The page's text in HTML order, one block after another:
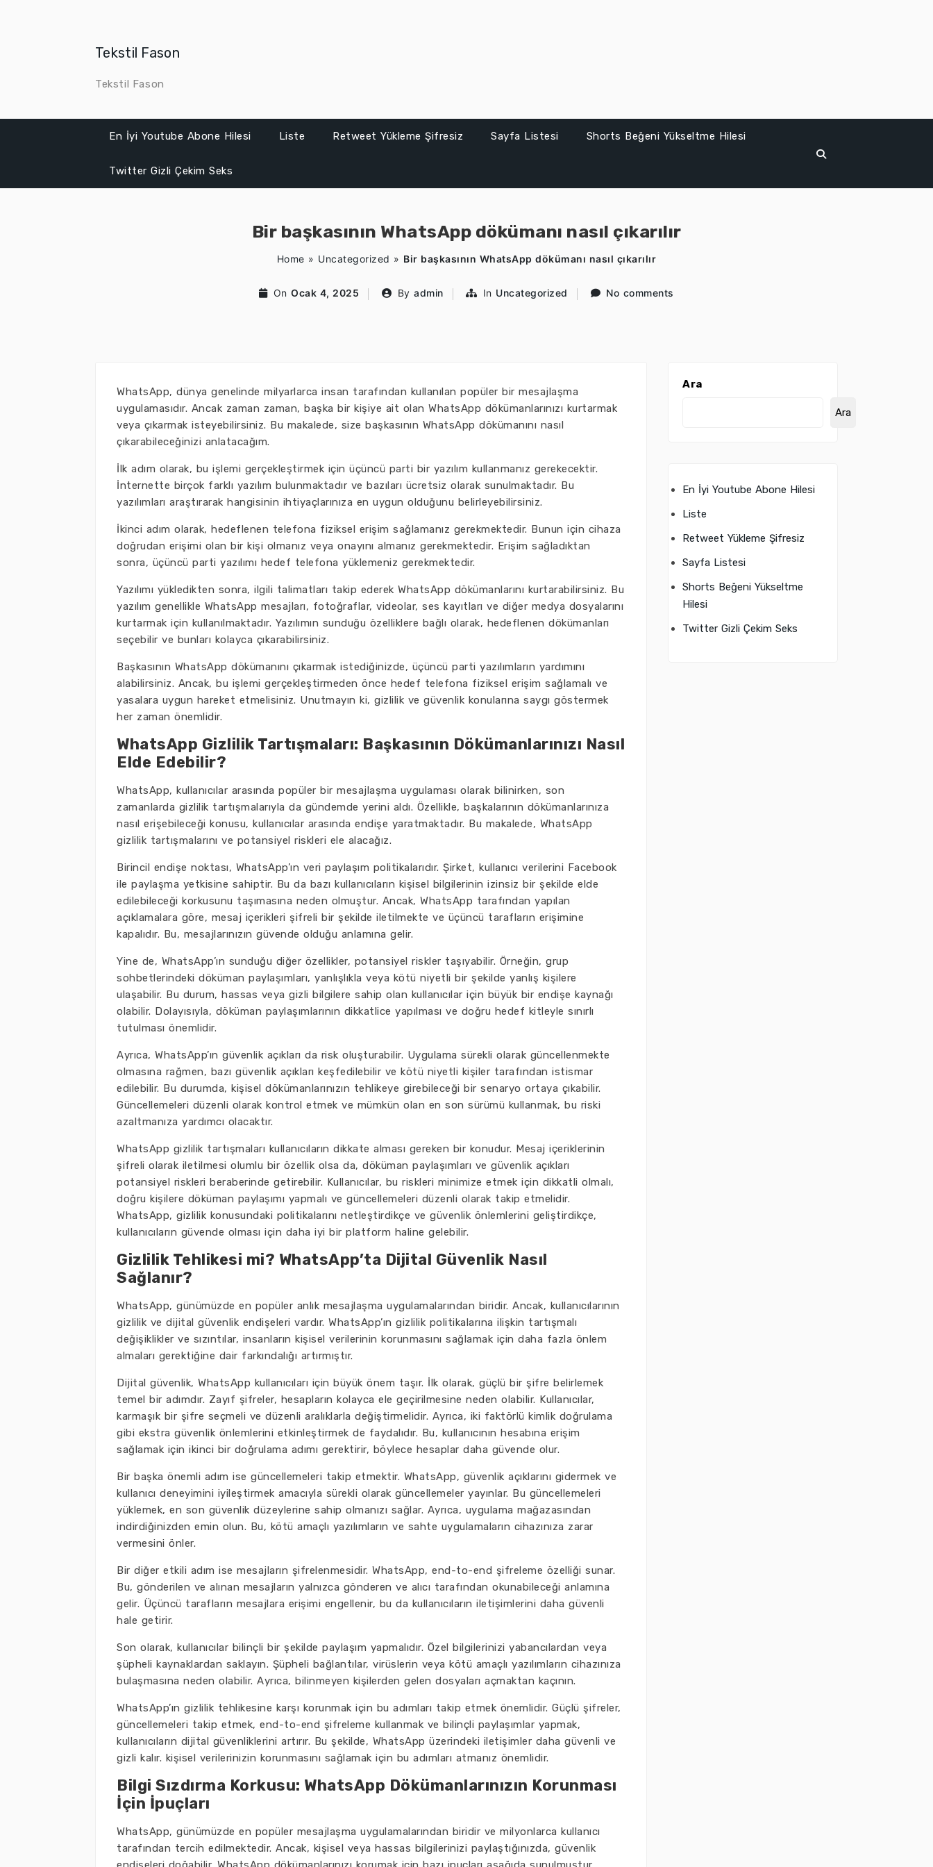
Tekstil Fason
Tekstil Fason
En İyi Youtube Abone Hilesi Liste Retweet Yükleme Şifresiz Sayfa Listesi Shorts Beğeni Yükseltme Hilesi
Twitter Gizli Çekim Seks
Bir başkasının WhatsApp dökümanı nasıl çıkarılır
Home » Uncategorized » Bir başkasının WhatsApp dökümanı nasıl çıkarılır
On Ocak 4, 2025 By admin In Uncategorized No comments
WhatsApp, dünya genelinde milyarlarca insan tarafından kullanılan popüler bir mesajlaşma
uygulamasıdır. Ancak zaman zaman, başka bir kişiye ait olan WhatsApp dökümanlarınızı kurtarmak
veya çıkarmak isteyebilirsiniz. Bu makalede, size başkasının WhatsApp dökümanını nasıl
çıkarabileceğinizi anlatacağım.
İlk adım olarak, bu işlemi gerçekleştirmek için üçüncü parti bir yazılım kullanmanız gerekecektir.
İnternette birçok farklı yazılım bulunmaktadır ve bazıları ücretsiz olarak sunulmaktadır. Bu
yazılımları araştırarak hangisinin ihtiyaçlarınıza en uygun olduğunu belirleyebilirsiniz.
İkinci adım olarak, hedeflenen telefona fiziksel erişim sağlamanız gerekmektedir. Bunun için cihaza
doğrudan erişimi olan bir kişi olmanız veya onayını almanız gerekmektedir. Erişim sağladıktan
sonra, üçüncü parti yazılımı hedef telefona yüklemeniz gerekmektedir.
Yazılımı yükledikten sonra, ilgili talimatları takip ederek WhatsApp dökümanlarını kurtarabilirsiniz. Bu
yazılım genellikle WhatsApp mesajları, fotoğraflar, videolar, ses kayıtları ve diğer medya dosyalarını
kurtarmak için kullanılmaktadır. Yazılımın sunduğu özelliklere bağlı olarak, hedeflenen dökümanları
seçebilir ve bunları kolayca çıkarabilirsiniz.
Başkasının WhatsApp dökümanını çıkarmak istediğinizde, üçüncü parti yazılımların yardımını
alabilirsiniz. Ancak, bu işlemi gerçekleştirmeden önce hedef telefona fiziksel erişim sağlamalı ve
yasalara uygun hareket etmelisiniz. Unutmayın ki, gizlilik ve güvenlik konularına saygı göstermek
her zaman önemlidir.
WhatsApp Gizlilik Tartışmaları: Başkasının Dökümanlarınızı Nasıl
Elde Edebilir?
WhatsApp, kullanıcılar arasında popüler bir mesajlaşma uygulaması olarak bilinirken, son
zamanlarda gizlilik tartışmalarıyla da gündemde yerini aldı. Özellikle, başkalarının dökümanlarınıza
nasıl erişebileceği konusu, kullanıcılar arasında endişe yaratmaktadır. Bu makalede, WhatsApp
gizlilik tartışmalarını ve potansiyel riskleri ele alacağız.
Birincil endişe noktası, WhatsApp’ın veri paylaşım politikalarıdır. Şirket, kullanıcı verilerini Facebook
ile paylaşma yetkisine sahiptir. Bu da bazı kullanıcıların kişisel bilgilerinin izinsiz bir şekilde elde
edilebileceği korkusunu taşımasına neden olmuştur. Ancak, WhatsApp tarafından yapılan
açıklamalara göre, mesaj içerikleri şifreli bir şekilde iletilmekte ve üçüncü tarafların erişimine
kapalıdır. Bu, mesajlarınızın güvende olduğu anlamına gelir.
Yine de, WhatsApp’ın sunduğu diğer özellikler, potansiyel riskler taşıyabilir. Örneğin, grup
sohbetlerindeki döküman paylaşımları, yanlışlıkla veya kötü niyetli bir şekilde yanlış kişilere
ulaşabilir. Bu durum, hassas veya gizli bilgilere sahip olan kullanıcılar için büyük bir endişe kaynağı
olabilir. Dolayısıyla, döküman paylaşımlarının dikkatlice yapılması ve doğru hedef kitleyle sınırlı
tutulması önemlidir.
Ayrıca, WhatsApp’ın güvenlik açıkları da risk oluşturabilir. Uygulama sürekli olarak güncellenmekte
olmasına rağmen, bazı güvenlik açıkları keşfedilebilir ve kötü niyetli kişiler tarafından istismar
edilebilir. Bu durumda, kişisel dökümanlarınızın tehlikeye girebileceği bir senaryo ortaya çıkabilir.
Güncellemeleri düzenli olarak kontrol etmek ve mümkün olan en son sürümü kullanmak, bu riski
azaltmanıza yardımcı olacaktır.
WhatsApp gizlilik tartışmaları kullanıcıların dikkate alması gereken bir konudur. Mesaj içeriklerinin
şifreli olarak iletilmesi olumlu bir özellik olsa da, döküman paylaşımları ve güvenlik açıkları
potansiyel riskleri beraberinde getirebilir. Kullanıcılar, bu riskleri minimize etmek için dikkatli olmalı,
doğru kişilere döküman paylaşımı yapmalı ve güncellemeleri düzenli olarak takip etmelidir.
WhatsApp, gizlilik konusundaki politikalarını netleştirdikçe ve güvenlik önlemlerini geliştirdikçe,
kullanıcıların güvende olması için daha iyi bir platform haline gelebilir.
Gizlilik Tehlikesi mi? WhatsApp’ta Dijital Güvenlik Nasıl
Sağlanır?
WhatsApp, günümüzde en popüler anlık mesajlaşma uygulamalarından biridir. Ancak, kullanıcılarının
gizlilik ve dijital güvenlik endişeleri vardır. WhatsApp’ın gizlilik politikalarına ilişkin tartışmalı
değişiklikler ve sızıntılar, insanların kişisel verilerinin korunmasını sağlamak için daha fazla önlem
almaları gerektiğine dair farkındalığı artırmıştır.
Dijital güvenlik, WhatsApp kullanıcıları için büyük önem taşır. İlk olarak, güçlü bir şifre belirlemek
temel bir adımdır. Zayıf şifreler, hesapların kolayca ele geçirilmesine neden olabilir. Kullanıcılar,
karmaşık bir şifre seçmeli ve düzenli aralıklarla değiştirmelidir. Ayrıca, iki faktörlü kimlik doğrulama
gibi ekstra güvenlik önlemlerini etkinleştirmek de faydalıdır. Bu, kullanıcının hesabına erişim
sağlamak için ikinci bir doğrulama adımı gerektirir, böylece hesaplar daha güvende olur.
Bir başka önemli adım ise güncellemeleri takip etmektir. WhatsApp, güvenlik açıklarını gidermek ve
kullanıcı deneyimini iyileştirmek amacıyla sürekli olarak güncellemeler yayınlar. Bu güncellemeleri
yüklemek, en son güvenlik düzeylerine sahip olmanızı sağlar. Ayrıca, uygulama mağazasından
indirdiğinizden emin olun. Bu, kötü amaçlı yazılımların ve sahte uygulamaların cihazınıza zarar
vermesini önler.
Bir diğer etkili adım ise mesajların şifrelenmesidir. WhatsApp, end-to-end şifreleme özelliği sunar.
Bu, gönderilen ve alınan mesajların yalnızca gönderen ve alıcı tarafından okunabileceği anlamına
gelir. Üçüncü tarafların mesajlara erişimi engellenir, bu da kullanıcıların iletişimlerini daha güvenli
hale getirir.
Son olarak, kullanıcılar bilinçli bir şekilde paylaşım yapmalıdır. Özel bilgilerinizi yabancılardan veya
şüpheli kaynaklardan saklayın. Şüpheli bağlantılar, virüslerin veya kötü amaçlı yazılımların cihazınıza
bulaşmasına neden olabilir. Ayrıca, bilinmeyen kişilerden gelen dosyaları açmaktan kaçının.
WhatsApp’ın gizlilik tehlikesine karşı korunmak için bu adımları takip etmek önemlidir. Güçlü şifreler,
güncellemeleri takip etmek, end-to-end şifreleme kullanmak ve bilinçli paylaşımlar yapmak,
kullanıcıların dijital güvenliklerini artırır. Bu şekilde, WhatsApp üzerindeki iletişimler daha güvenli ve
gizli kalır. kişisel verilerinizin korunmasını sağlamak için bu adımları atmanız önemlidir.
Bilgi Sızdırma Korkusu: WhatsApp Dökümanlarınızın Korunması
İçin İpuçları
WhatsApp, günümüzde en popüler mesajlaşma uygulamalarından biridir ve milyonlarca kullanıcı
tarafından tercih edilmektedir. Ancak, kişisel veya hassas bilgilerinizi paylaştığınızda, güvenlik
Ara
Ara
En İyi Youtube Abone Hilesi
Liste
Retweet Yükleme Şifresiz
Sayfa Listesi
Shorts Beğeni Yükseltme
Hilesi
Twitter Gizli Çekim Seks